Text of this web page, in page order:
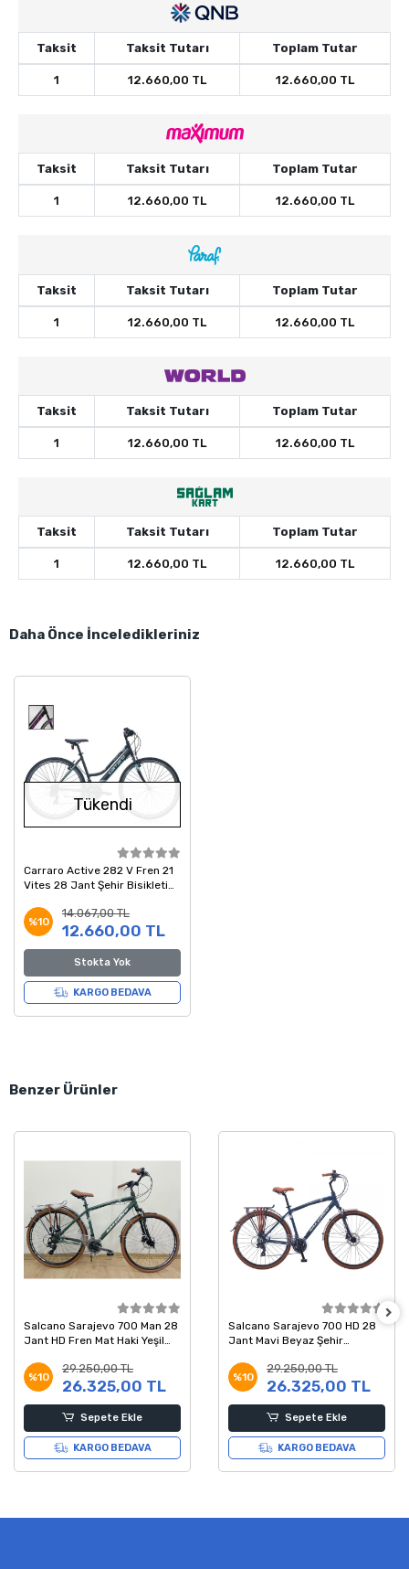
Taksit Taksit Tutarı Toplam Tutar
1 12.660,00 TL 12.660,00 TL
Taksit Taksit Tutarı Toplam Tutar
1 12.660,00 TL 12.660,00 TL
Taksit Taksit Tutarı Toplam Tutar
1 12.660,00 TL 12.660,00 TL
Taksit Taksit Tutarı Toplam Tutar
1 12.660,00 TL 12.660,00 TL
Taksit Taksit Tutarı Toplam Tutar
1 12.660,00 TL 12.660,00 TL
Daha Önce İnceledikleriniz
Tükendi
Carraro Active 282 V Fren 21
Vites 28 Jant Şehir Bisikleti
%10
14.067,00 TL
12.660,00 TL
Stokta Yok
KARGO BEDAVA
Benzer Ürünler
Salcano Sarajevo 700 Man 28
Jant HD Fren Mat Haki Yeşil
%10
29.250,00 TL
26.325,00 TL
Sepete Ekle
KARGO BEDAVA
Salcano Sarajevo 700 HD 28
Jant Mavi Beyaz Şehir
%10
29.250,00 TL
26.325,00 TL
Sepete Ekle
KARGO BEDAVA